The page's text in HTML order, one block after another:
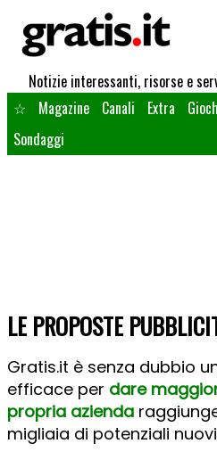
Notizie interessanti, risorse e
☆
Magazine Canali Extra
Sondaggi
LE PROPOSTE
Gratis.it è senza dubbio
efficace per dare
propria azienda
migliaia di potenziali